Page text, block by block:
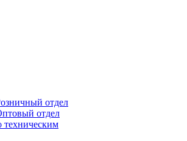
отдел
отдел
техническим